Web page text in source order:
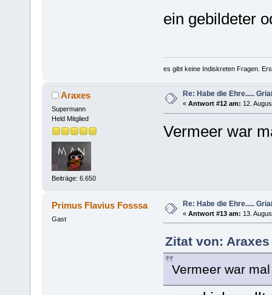
ein gebildeter
es gibt keine Indiskreten Fragen.
Araxes
Supermann
Held Mitglied
Beiträge: 6.650
Re: Habe die Ehre.....
« Antwort #12 am: 12.
Vermeer war
Primus Flavius Fosssa
Gast
Re: Habe die Ehre.....
« Antwort #13 am: 13.
Zitat von: Araxes
Vermeer war